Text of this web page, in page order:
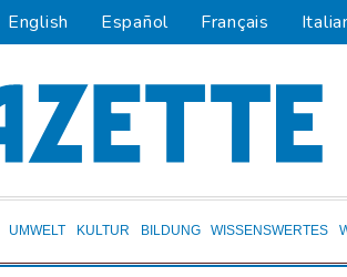
English Español Français
UMWELT KULTUR BILDUNG WISSENSWERTES